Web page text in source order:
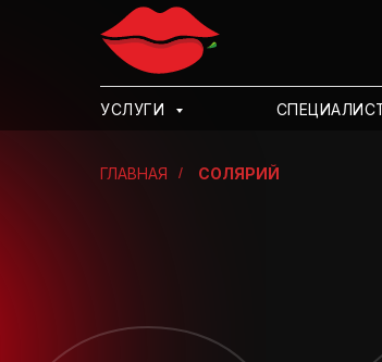
УСЛУГИ
ГЛАВНАЯ / СОЛЯРИЙ